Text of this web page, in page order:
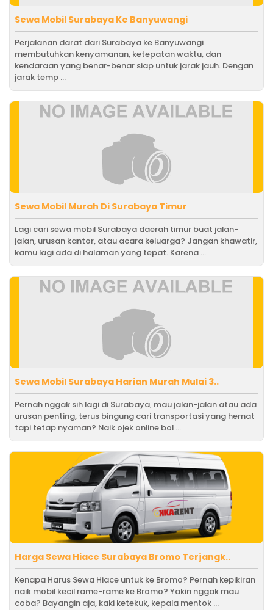
Sewa Mobil Surabaya Ke Banyuwangi
Perjalanan darat dari Surabaya ke Banyuwangi
membutuhkan kenyamanan, ketepatan waktu, dan
kendaraan yang benar-benar siap untuk jarak jauh. Dengan
jarak temp ...
Sewa Mobil Murah Di Surabaya Timur
Lagi cari sewa mobil Surabaya daerah timur buat jalan-
jalan, urusan kantor, atau acara keluarga? Jangan khawatir,
kamu lagi ada di halaman yang tepat. Karena ...
Sewa Mobil Surabaya Harian Murah Mulai 3..
Pernah nggak sih lagi di Surabaya, mau jalan-jalan atau ada
urusan penting, terus bingung cari transportasi yang hemat
tapi tetap nyaman? Naik ojek online bol ...
Harga Sewa Hiace Surabaya Bromo Terjangk..
Kenapa Harus Sewa Hiace untuk ke Bromo? Pernah kepikiran
naik mobil kecil rame-rame ke Bromo? Yakin nggak mau
coba? Bayangin aja, kaki ketekuk, kepala mentok ...